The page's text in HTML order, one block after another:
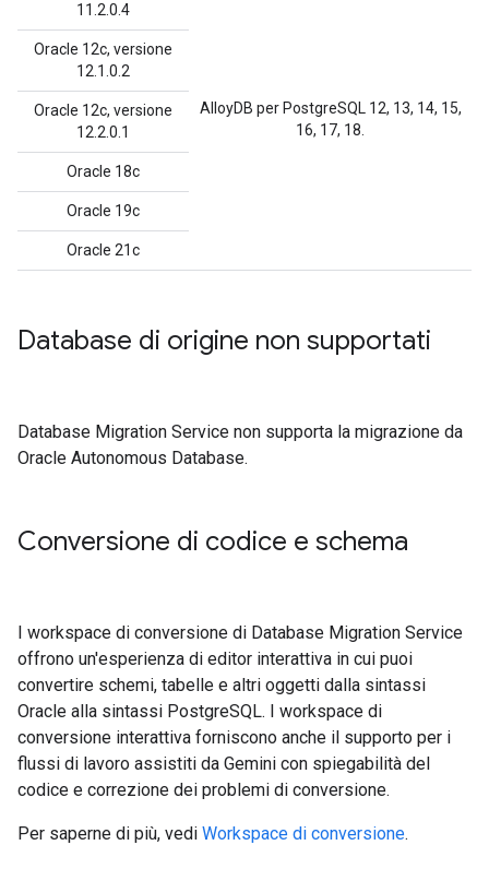
11.2.0.4
AlloyDB per PostgreSQL 12, 13, 14, 15,
16, 17, 18.
Oracle 12c, versione
12.1.0.2
Oracle 12c, versione
12.2.0.1
Oracle 18c
Oracle 19c
Oracle 21c
Database di origine non supportati
Database Migration Service non supporta la migrazione da
Oracle Autonomous Database.
Conversione di codice e schema
I workspace di conversione di Database Migration Service
offrono un'esperienza di editor interattiva in cui puoi
convertire schemi, tabelle e altri oggetti dalla sintassi
Oracle alla sintassi PostgreSQL. I workspace di
conversione interattiva forniscono anche il supporto per i
flussi di lavoro assistiti da Gemini con spiegabilità del
codice e correzione dei problemi di conversione.
Per saperne di più, vedi Workspace di conversione.